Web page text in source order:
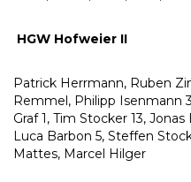
HGW Hofweier II
Patrick Herrmann, Ruben
Remmel, Philipp Isenmann
Graf 1, Tim Stocker 13,
Luca Barbon 5, Steffen
Mattes, Marcel Hilger